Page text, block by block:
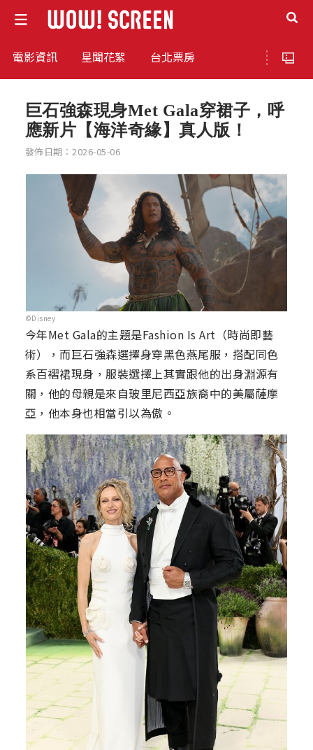
電影資訊 星聞花絮 台北票房
巨石強森現身Met Gala穿裙子，呼
應新片【海洋奇緣】真人版！
發佈日期：2026-05-06
©Disney
今年Met Gala的主題是Fashion Is Art（時尚即藝
術），而巨石強森選擇身穿黑色燕尾服，搭配同色
系百褶裙現身，服裝選擇上其實跟他的出身淵源有
關，他的母親是來自玻里尼西亞族裔中的美屬薩摩
亞，他本身也相當引以為傲。